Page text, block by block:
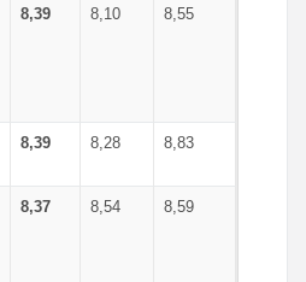
8,39 8,10 8,55
8,39 8,28 8,83
8,37 8,54 8,59